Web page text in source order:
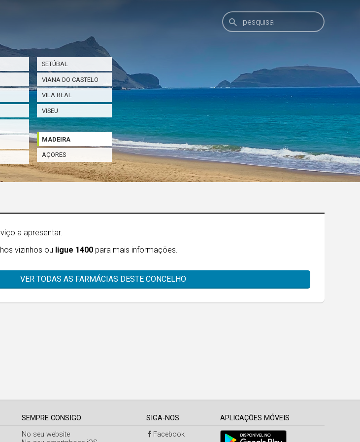
SETÚBAL
VIANA DO CASTELO
VILA REAL
VISEU
MADEIRA
AÇORES
a apresentar.
vizinhos ou ligue 1400para mais informações.
VER TODAS AS FARMÁCIAS DESTE CONCELHO
SEMPRE CONSIGO
No seu website
SIGA-NOS
Facebook
APLICAÇÕES MÓVEIS